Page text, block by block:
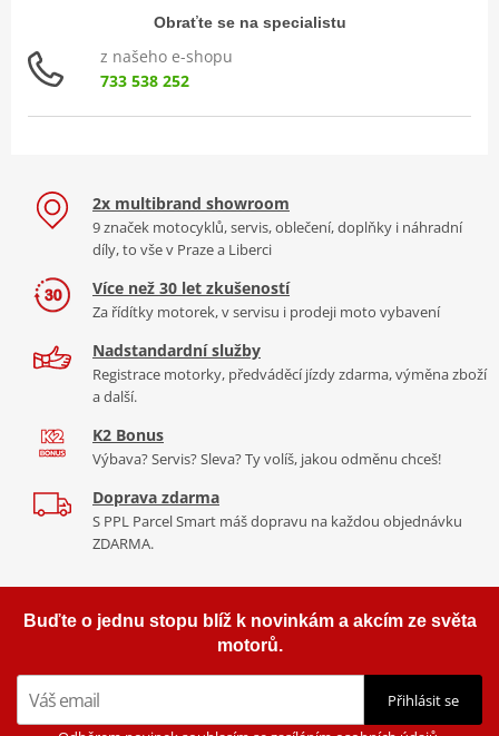
Obraťte se na specialistu
z našeho e-shopu
733 538 252
2x multibrand showroom
9 značek motocyklů, servis, oblečení, doplňky i náhradní
díly, to vše v Praze a Liberci
Více než 30 let zkušeností
Za řídítky motorek, v servisu i prodeji moto vybavení
Nadstandardní služby
Registrace motorky, předváděcí jízdy zdarma, výměna zboží
a další.
K2 Bonus
Výbava? Servis? Sleva? Ty volíš, jakou odměnu chceš!
Doprava zdarma
S PPL Parcel Smart máš dopravu na každou objednávku
ZDARMA.
Buďte o jednu stopu blíž k novinkám a akcím ze světa
motorů.
Přihlásit se